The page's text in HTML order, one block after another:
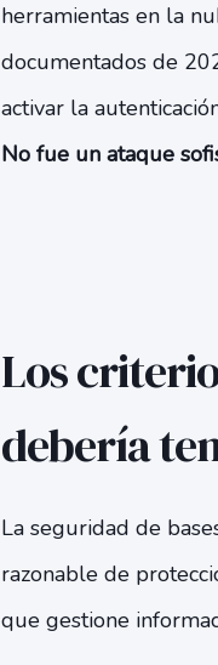
herramientas en la
documentados de
activar la
No fue un ataque
Los
debería
La seguridad de
razonable de
que gestione